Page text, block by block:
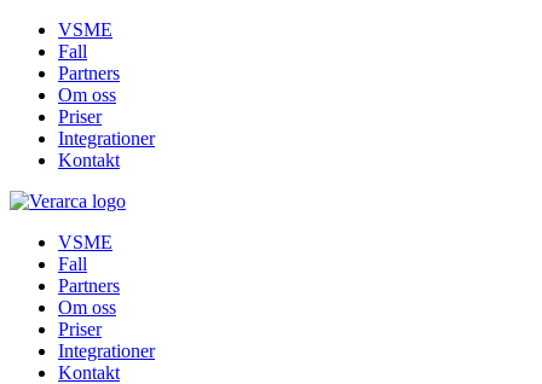
VSME
Fall
Partners
Om oss
Priser
Integrationer
Kontakt
VSME
Fall
Partners
Om oss
Priser
Integrationer
Kontakt